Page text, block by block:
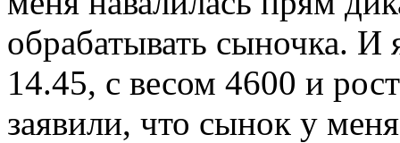
обрабатывать сыночка.
14.45, с весом 4600 и
заявили, что сынок у